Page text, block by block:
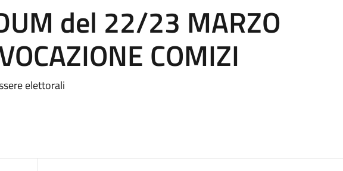
del 22/23 MARZO
COMIZI
elettorali